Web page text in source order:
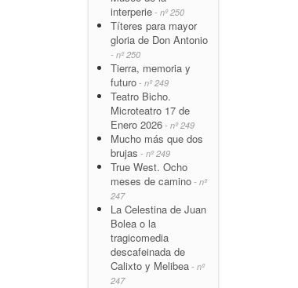
interperie - nº 250
Títeres para mayor
gloria de Don Antonio
- nº 250
Tierra, memoria y
futuro - nº 249
Teatro Bicho.
Microteatro 17 de
Enero 2026 - nº 249
Mucho más que dos
brujas - nº 249
True West. Ocho
meses de camino - nº
247
La Celestina de Juan
Bolea o la
tragicomedia
descafeinada de
Calixto y Melibea - nº
247